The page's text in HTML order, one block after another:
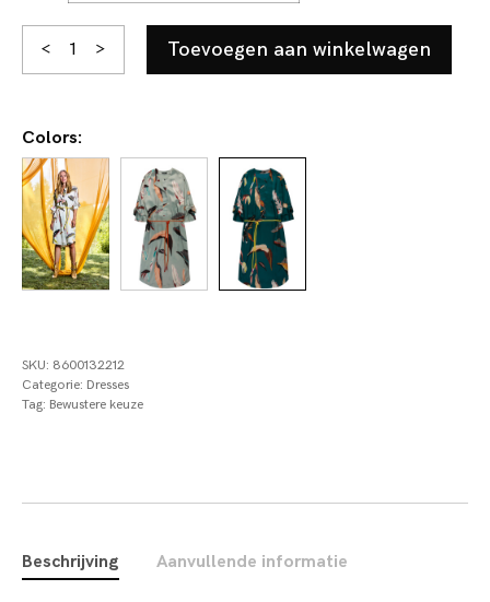
<
Emily
aantal
> Toevoegen aan winkelwagen
Colors:
SKU: 8600132212
Categorie: Dresses
Tag: Bewustere keuze
Beschrijving Aanvullende informatie